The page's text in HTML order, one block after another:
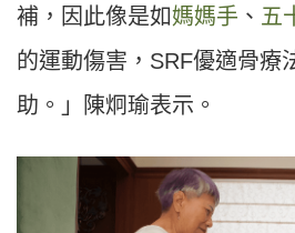
補，因此像是如媽媽手 、 五
的運動傷害，SRF優適骨療
助。」陳炯瑜表示。